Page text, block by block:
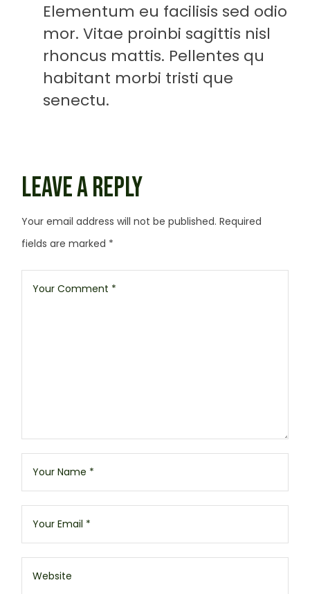
Elementum eu facilisis sed odio
mor. Vitae proinbi sagittis nisl
rhoncus mattis. Pellentes qu
habitant morbi tristi que
senectu.
LEAVE A REPLY
Your email address will not be published. Required
fields are marked *